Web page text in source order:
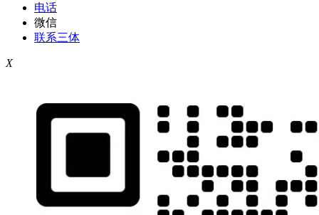
电话
微信
联系三体
X